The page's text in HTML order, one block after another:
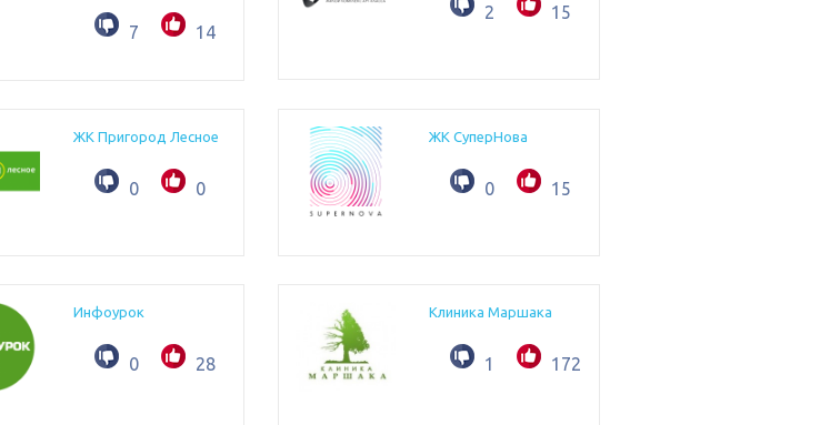
7 14
2 15
ЖК Пригород Лесное
0 0
ЖК СуперНова
0 15
Инфоурок
0 28
Клиника Маршака
1 172